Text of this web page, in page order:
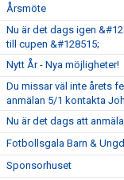
Årsmöte
Nu är det dags igen
till cupen &#128515;
Nytt År - Nya möjligheter!
Du missar väl inte årets
anmälan 5/1 kontakta
Nu är det dags att
Fotbollsgala Barn &
Sponsorhuset